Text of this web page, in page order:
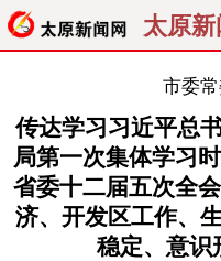
太原新
聚焦
经济 关注
纵横 曝光
理财
市委
传达学习习近平总
局第一次集体学习
省委十二届五次全
济、开发区工作、
稳定、意识